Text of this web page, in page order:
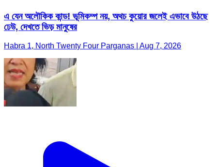
এ যেন অলৌকিক কান্ড! ভূমিকম্প নয়, অথচ কুয়োর জলেই এভাবে উঠছে
ঢেউ, দেখতে ভিড় মানুষের
Habra 1, North Twenty Four Parganas | Aug 7, 2026